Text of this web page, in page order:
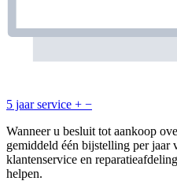
5 jaar service + −
Wanneer u besluit tot aankoop
gemiddeld één bijstelling per jaar
klantenservice en
helpen.